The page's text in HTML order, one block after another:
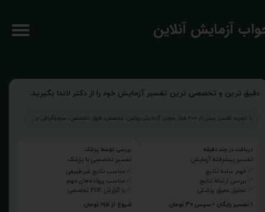
آزمایش آنلاین
دقیق ترین و تخصصی ترین تفسیر آزمایش خود را از دکتر لاندا بگیرید.
با تجربه تفسیر بیش از ۲۰۰ هزار جواب آزمایش روتین، تخصص، فوق تخصصی، سونوگرافی و...
دریافت در چند دقیقه
تفسیر پیشرفته آزمایش
✅ فهم ساده نتایج
✅ بررسی ارتباط نتایج
✅ تحلیل عمیق پزشکی
۱ تفسیر رایگان • سپس ۳۰ تومان
بررسی توسط پزشک
تفسیر تخصصی با پزشک
✅ مناسب نتایج غیرطبیعی
✅ مناسب پرونده‌های مهم
✅ با گزارش PDF تخصصی
شروع از ۱۹۵ تومان